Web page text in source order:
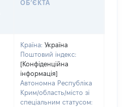
ОБʼЄКТА
Країна: Україна
Поштовий індекс:
[Конфіденційна
інформація]
Автономна Республіка
Крим/область/місто зі
спеціальним статусом: